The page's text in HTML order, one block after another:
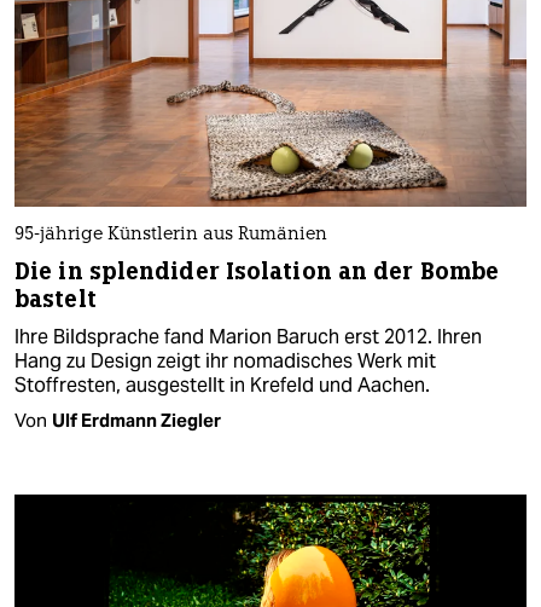
95-jährige Künstlerin aus Rumänien
Die in splendider Isolation an der Bombe
bastelt
Ihre Bildsprache fand Marion Baruch erst 2012. Ihren
Hang zu Design zeigt ihr nomadisches Werk mit
Stoffresten, ausgestellt in Krefeld und Aachen.
Von Ulf Erdmann Ziegler